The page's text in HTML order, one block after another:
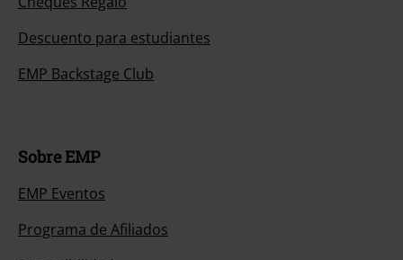
Descuento para estudiantes
EMP Backstage Club
Sobre EMP
EMP Eventos
Programa de Afiliados